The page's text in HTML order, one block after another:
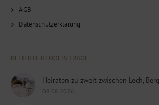
AGB
Datenschutzerklärung
BELIEBTE BLOGEINTRÄGE
Heiraten zu zweit zwischen Lech,
08.08.2026